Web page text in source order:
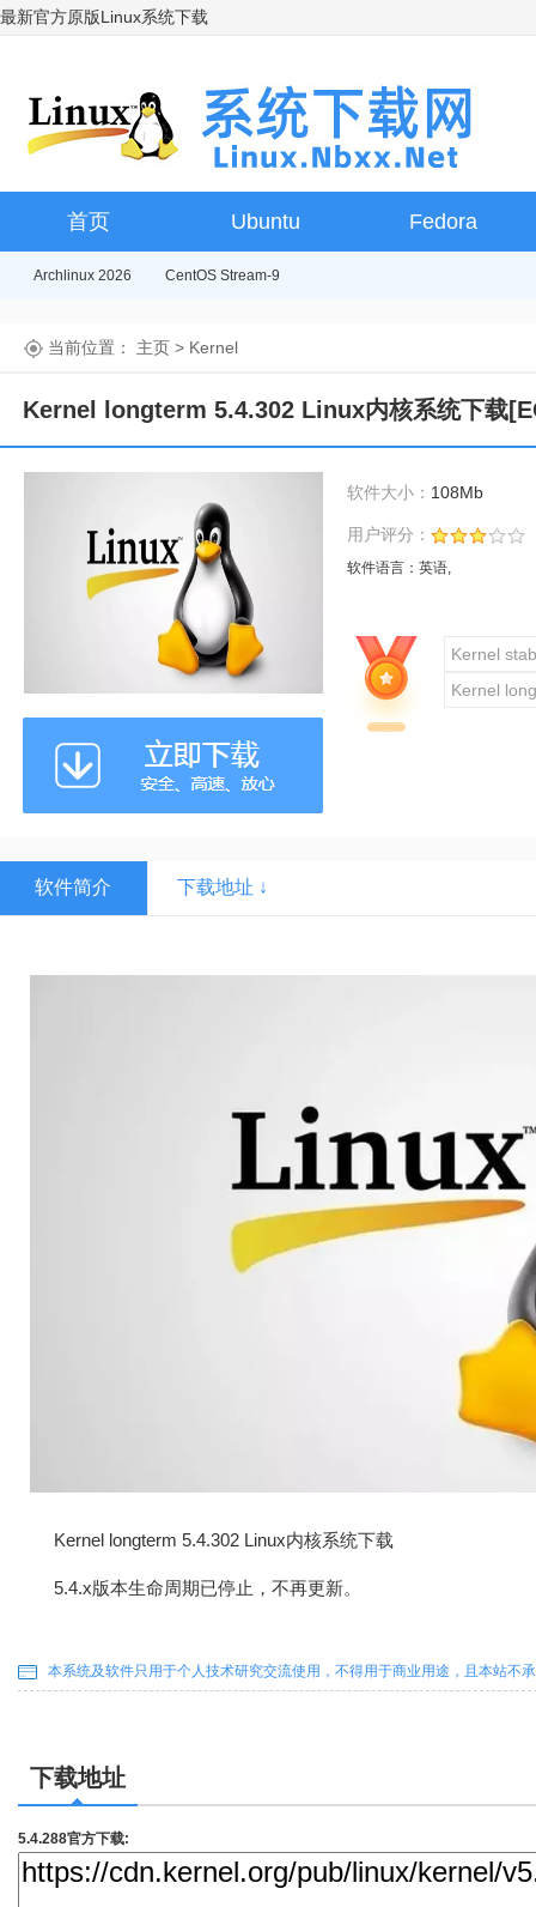
最新官方原版Linux系统下载
首页 Ubuntu Fedora
Archlinux 2026 CentOS Stream-9
当前位置： 主页 > Kernel
Kernel longterm 5.4.302 Linux内核系统下载
软件大小： 108Mb
用户评分：
软件语言： 英语,
Kernel
Kernel
软件简介 下载地址 ↓
Kernel longterm 5.4.302 Linux内核系统下载
5.4.x版本生命周期已停止，不再更新。
本系统及软件只用于个人技术研究交流使用，不得用于商业用途，且本站不
下载地址
5.4.288官方下载: